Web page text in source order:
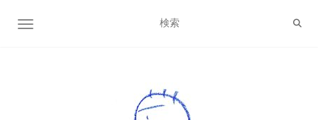
ナビゲーション切り替え